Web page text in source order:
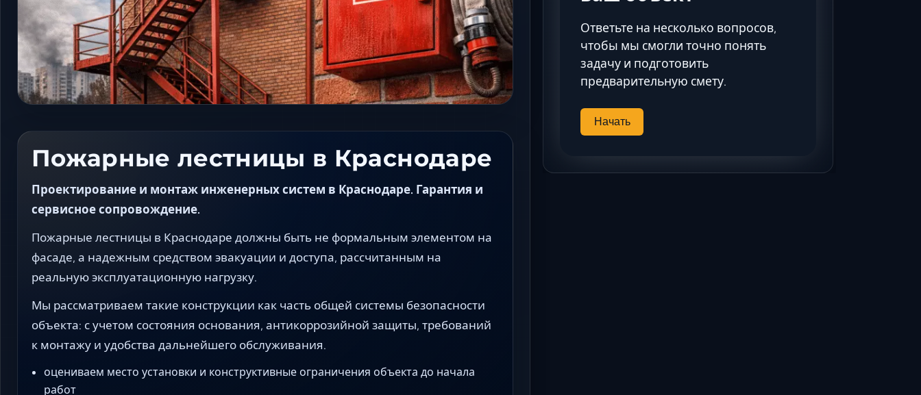
Таганрог
Феодосия
Пожарные лестницы в Краснодаре
Проектирование и монтаж инженерных систем в Краснодаре. Гарантия и
сервисное сопровождение.
Пожарные лестницы в Краснодаре должны быть не формальным элементом на
фасаде, а надежным средством эвакуации и доступа, рассчитанным на
реальную эксплуатационную нагрузку.
Мы рассматриваем такие конструкции как часть общей системы безопасности
объекта: с учетом состояния основания, антикоррозийной защиты, требований
к монтажу и удобства дальнейшего обслуживания.
оцениваем место установки и конструктивные ограничения объекта до начала
работ
Ответьте на несколько вопросов,
чтобы мы смогли точно понять
задачу и подготовить
предварительную смету.
Начать